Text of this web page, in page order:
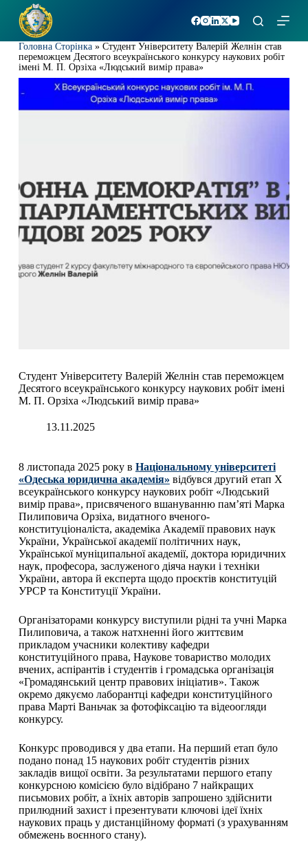
П
й
о
у
Головна Сторінка» Студент Університету Валерій Желнін став
переможцем Десятого всеукраїнського конкурсу наукових робіт
імені М. П. Орзіха «Людський вимір права»
Студент Університету Валерій Желнін став переможцем
Десятого всеукраїнського конкурсу наукових робіт імені
М. П. Орзіха «Людський вимір права»
13.11.2025
8 листопада 2025 року в Національному університеті
«Одеська юридична академія» відбувся другий етап Х
всеукраїнського конкурсу наукових робіт «Людський
вимір права», присвяченого вшануванню пам’яті Марка
Пилиповича Орзіха, видатного вченого-
конституціоналіста, академіка Академії правових наук
України, Української академії політичних наук,
Української муніципальної академії, доктора юридичних
наук, професора, заслуженого діяча науки і техніки
України, автора й експерта щодо проєктів конституцій
УРСР та Конституції України.
Організаторами конкурсу виступили рідні та учні Марка
Пилиповича, а також натхненні його життєвим
прикладом учасники колективу кафедри
конституційного права, Наукове товариство молодих
вчених, аспірантів і студентів і громадська організація
«Громадянський центр правових ініціатив». Також
окремо дякуємо лаборантці кафедри конституційного
права Марті Ваньчак за фотофіксацію та відеоогляди
конкурсу.
Конкурс проводився у два етапи. На перший етап було
подано понад 15 наукових робіт студентів різних
закладів вищої освіти. За результатами першого етапу
конкурсною комісією було відібрано 7 найкращих
письмових робіт, а їхніх авторів запрошено здійснити
прилюдний захист і презентувати ключові ідеї їхніх
наукових праць у дистанційному форматі (з урахуванням
обмежень воєнного стану).